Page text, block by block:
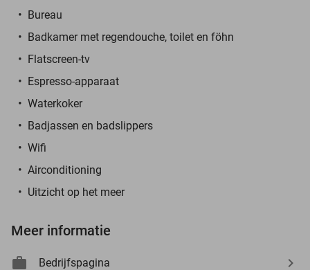
Bureau
Badkamer met regendouche, toilet en föhn
Flatscreen-tv
Espresso-apparaat
Waterkoker
Badjassen en badslippers
Wifi
Airconditioning
Uitzicht op het meer
Meer informatie
Bedrijfspagina